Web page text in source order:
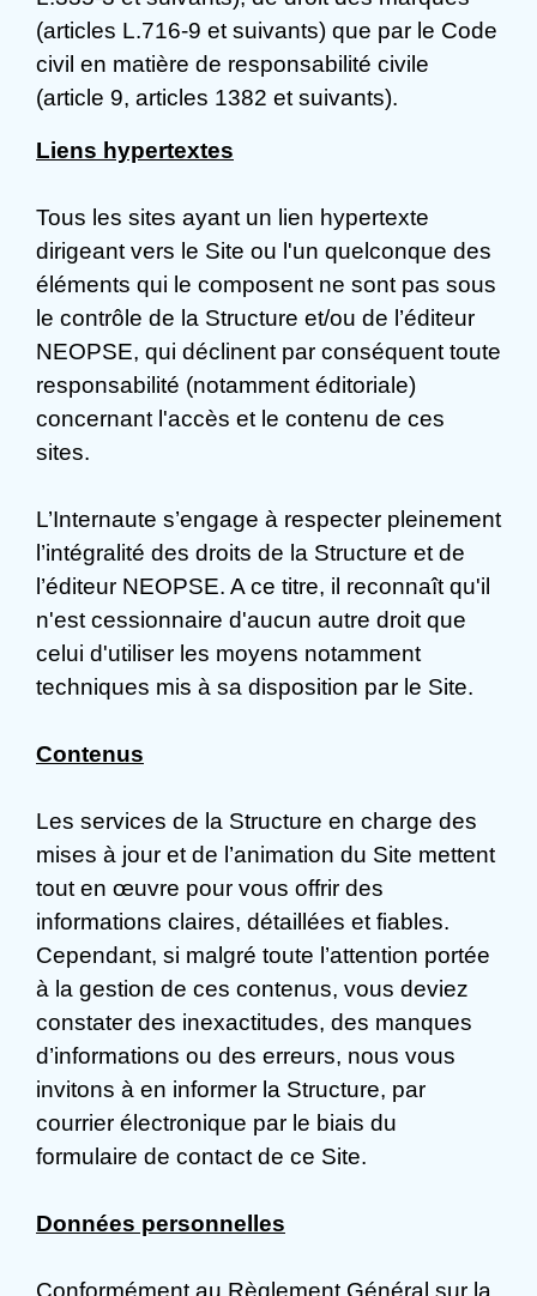
(articles L.716-9 et suivants) que par le Code
civil en matière de responsabilité civile
(article 9, articles 1382 et suivants).
Liens hypertextes
Tous les sites ayant un lien hypertexte
dirigeant vers le Site ou l'un quelconque des
éléments qui le composent ne sont pas sous
le contrôle de la Structure et/ou de l’éditeur
NEOPSE, qui déclinent par conséquent toute
responsabilité (notamment éditoriale)
concernant l'accès et le contenu de ces
sites.
L’Internaute s’engage à respecter pleinement
l’intégralité des droits de la Structure et de
l’éditeur NEOPSE. A ce titre, il reconnaît qu'il
n'est cessionnaire d'aucun autre droit que
celui d'utiliser les moyens notamment
techniques mis à sa disposition par le Site.
Contenus
Les services de la Structure en charge des
mises à jour et de l’animation du Site mettent
tout en œuvre pour vous offrir des
informations claires, détaillées et fiables.
Cependant, si malgré toute l’attention portée
à la gestion de ces contenus, vous deviez
constater des inexactitudes, des manques
d’informations ou des erreurs, nous vous
invitons à en informer la Structure, par
courrier électronique par le biais du
formulaire de contact de ce Site.
Données personnelles
Conformément au Règlement Général sur la